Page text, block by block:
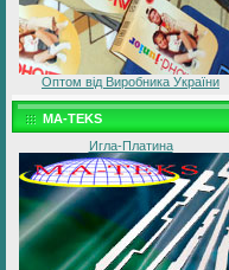
Оптом від Виробника України
MA-TEKS
Игла-Платина